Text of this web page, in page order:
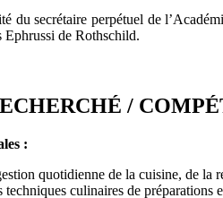
du secrétaire perpétuel de
Ephrussi de Rothschild.
/
:
quotidienne de la cuisine, de la
techniques culinaires de préparations